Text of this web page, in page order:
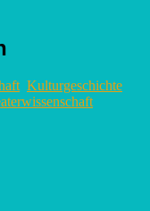
Kulturgeschichte